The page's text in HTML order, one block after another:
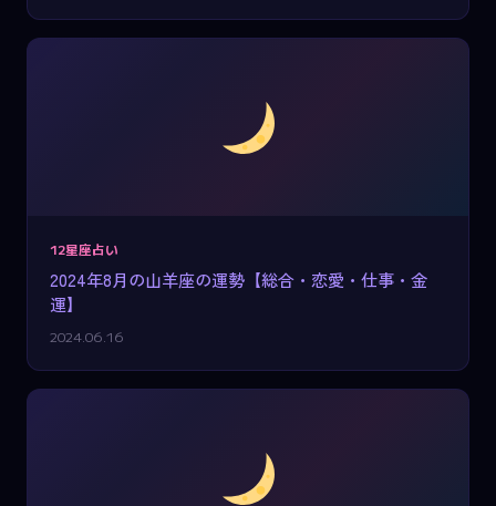
12星座占い
2024年8月の山羊座の運勢【総合・恋愛・仕事・金
運】
2024.06.16